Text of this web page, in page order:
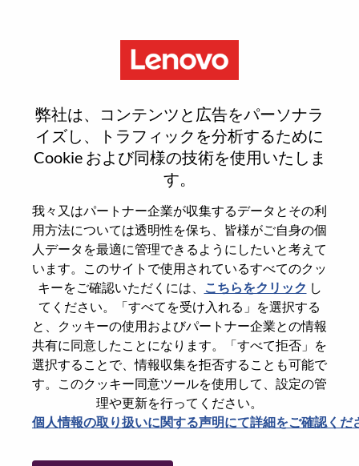
弊社は、コンテンツと広告をパーソナラ
イズし、トラフィックを分析するために
Cookie および同様の技術を使用いたしま
す。
我々又はパートナー企業が収集するデータとその利
用方法については透明性を保ち、皆様がご自身の個
人データを最適に管理できるようにしたいと考えて
います。このサイトで使用されているすべてのクッ
キーをご確認いただくには、
こちらをクリック し
てください。「すべてを受け入れる」を選択する
と、クッキーの使用およびパートナー企業との情報
共有に同意したことになります。「すべて拒否」を
選択することで、情報収集を拒否することも可能で
す。このクッキー同意ツールを使用して、設定の管
理や更新を行ってください。
個人情報の取り扱いに関する声明にて詳細をご確認くだ
Reset password
本当にパスワードをリセットします
Enter the email address associated with your
account, then click "Continue".
パスワードをリセットするためにリンクを
emailに送ります
パスワードをリセットください
E-mail*